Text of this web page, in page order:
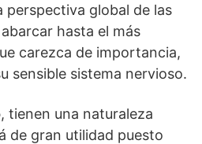
perspectiva global de las
hasta el más
carezca de importancia,
sensible sistema nervioso.
, tienen una naturaleza
de gran utilidad puesto